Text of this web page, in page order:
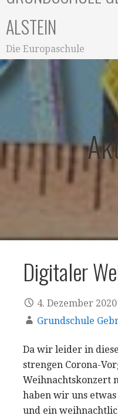
ALSTEIN
Die Europaschule
Digitaler
4. Dezember 2020
Grundschule
Da wir leider in
strengen Corona-
Weihnachtskonzert
haben wir uns
und ein